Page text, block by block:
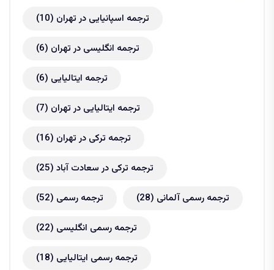
ترجمه اسپانیایی در تهران (10)
ترجمه انگلیسی در تهران (6)
ترجمه ایتالیایی (6)
ترجمه ایتالیایی در تهران (7)
ترجمه ترکی در تهران (16)
ترجمه ترکی در سعادت آباد (25)
ترجمه رسمی (52) ترجمه رسمی آلمانی (28)
ترجمه رسمی انگلیسی (22)
ترجمه رسمی ایتالیایی (18)